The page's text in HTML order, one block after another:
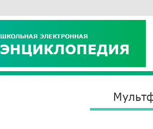
ШКОЛЬНАЯ ЭЛЕКТРОННАЯ
ЭНЦИКЛОПЕДИЯ